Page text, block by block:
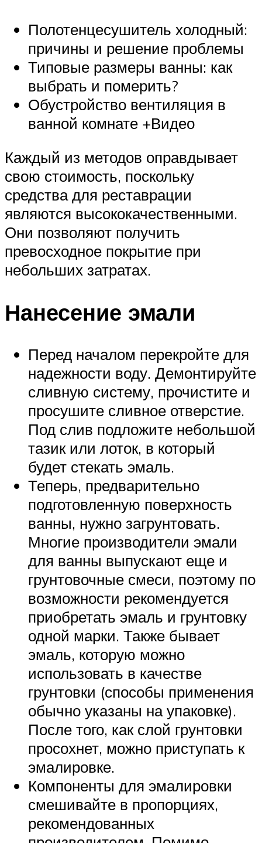
Полотенцесушитель холодный:
причины и решение проблемы
Типовые размеры ванны: как
выбрать и померить?
Обустройство вентиляция в
ванной комнате +Видео
Каждый из методов оправдывает
свою стоимость, поскольку
средства для реставрации
являются высококачественными.
Они позволяют получить
превосходное покрытие при
небольших затратах.
Нанесение эмали
Перед началом перекройте для
надежности воду. Демонтируйте
сливную систему, прочистите и
просушите сливное отверстие.
Под слив подложите небольшой
тазик или лоток, в который
будет стекать эмаль.
Теперь, предварительно
подготовленную поверхность
ванны, нужно загрунтовать.
Многие производители эмали
для ванны выпускают еще и
грунтовочные смеси, поэтому по
возможности рекомендуется
приобретать эмаль и грунтовку
одной марки. Также бывает
эмаль, которую можно
использовать в качестве
грунтовки (способы применения
обычно указаны на упаковке).
После того, как слой грунтовки
просохнет, можно приступать к
эмалировке.
Компоненты для эмалировки
смешивайте в пропорциях,
рекомендованных